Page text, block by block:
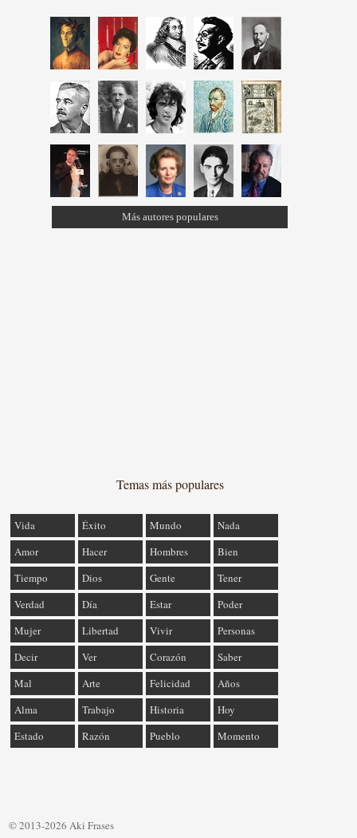
Más autores populares
Temas más populares
Vida Éxito Mundo
Nada
Amor
Hacer Hombres
Bien
Tiempo
Dios Gente
Tener
Verdad
Día Estar
Poder
Mujer
Libertad Vivir
Personas
Decir
Ver Corazón
Saber
Mal
Arte Felicidad
Años
Alma
Trabajo Historia
Hoy
Estado
Razón Pueblo Momento
© 2013-2026 Aki Frases